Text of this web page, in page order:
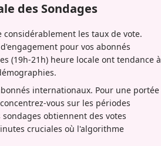
des Sondages
les taux de vote.
pour vos abonnés
(19h-21h) heure locale ont tendance à
internationaux. Pour une portée
vous sur les périodes
obtiennent des votes
cruciales où l'algorithme